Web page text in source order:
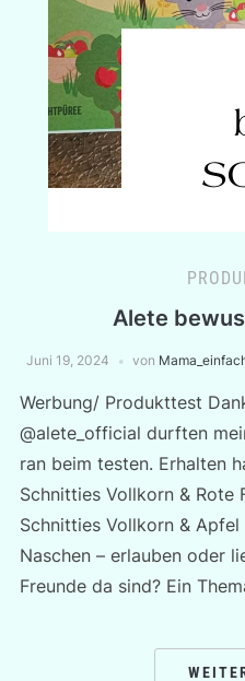
Alete
Juni 19, 2024 von
Werbung/ Produkttest
@alete_official durften
ran beim testen. Erhalten
Schnitties Vollkorn & Rote
Schnitties Vollkorn &
Naschen – erlauben oder
Freunde da sind? Ein